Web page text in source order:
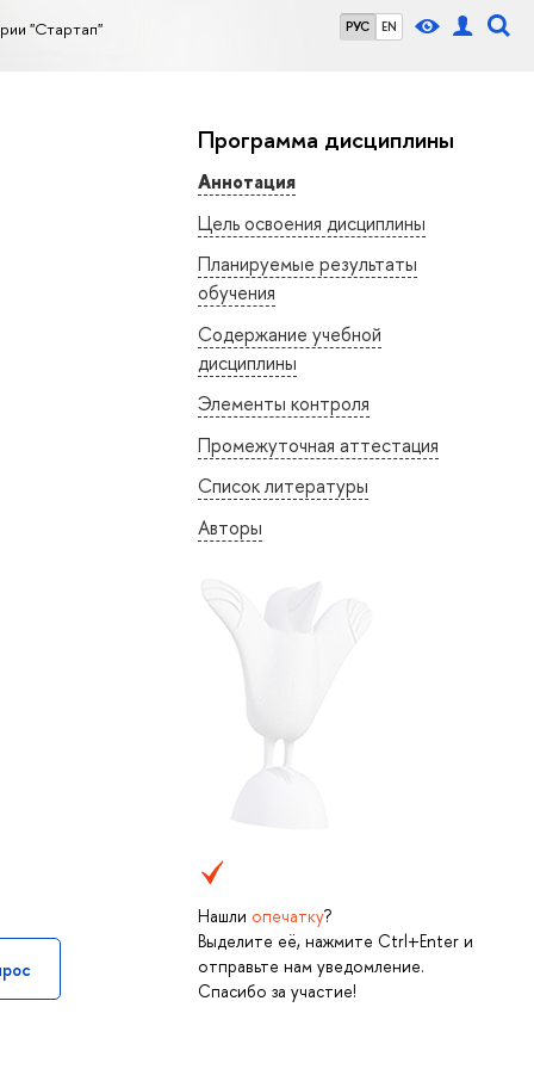
РУС EN
"Стартап"
Программа дисциплины
Аннотация
Цель освоения дисциплины
Планируемые результаты
обучения
Содержание учебной
дисциплины
Элементы контроля
Промежуточная аттестация
Список литературы
Авторы
Нашли опечатку?
Выделите её, нажмите Ctrl+Enter и
отправьте нам уведомление.
Спасибо за участие!